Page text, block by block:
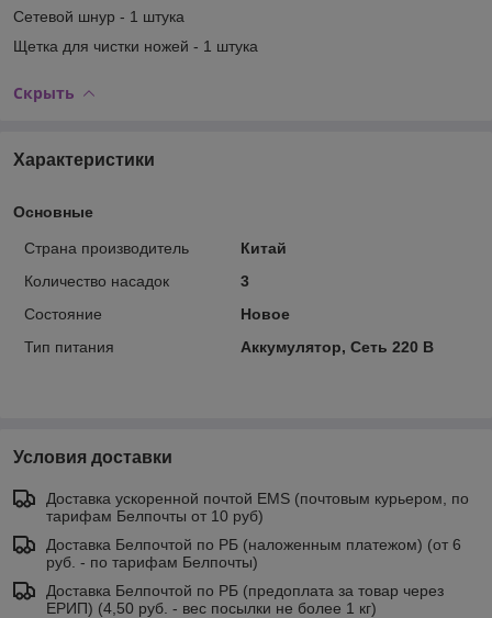
Сетевой шнур - 1 штука
Щетка для чистки ножей - 1 штука
Скрыть
Характеристики
Основные
Страна производитель
Китай
Количество насадок
3
Состояние
Новое
Тип питания
Аккумулятор, Сеть 220 В
Условия доставки
Доставка ускоренной почтой EMS (почтовым курьером, по
тарифам Белпочты от 10 руб)
Доставка Белпочтой по РБ (наложенным платежом) (от 6
руб. - по тарифам Белпочты)
Доставка Белпочтой по РБ (предоплата за товар через
ЕРИП) (4,50 руб. - вес посылки не более 1 кг)